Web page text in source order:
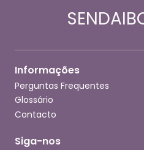
Informações
Perguntas Frequentes
Glossário
Contacto
Siga-nos